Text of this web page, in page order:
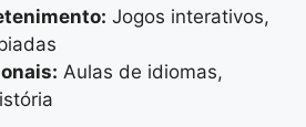
Jogos interativos,
Aulas de idiomas,